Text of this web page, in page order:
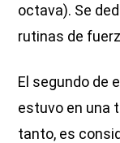
octava). Se
rutinas de
El segundo de
estuvo en una
tanto, es